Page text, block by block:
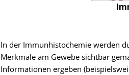
In der Immunhistochemie werden
Merkmale am Gewebe sichtbar
Informationen ergeben